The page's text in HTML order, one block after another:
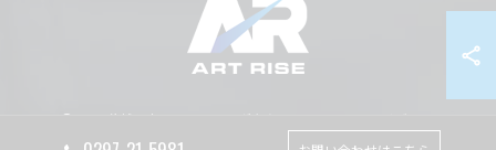
© 2026 茨城のカーコーティングならART RISE アートライズ ALL RIGHTS